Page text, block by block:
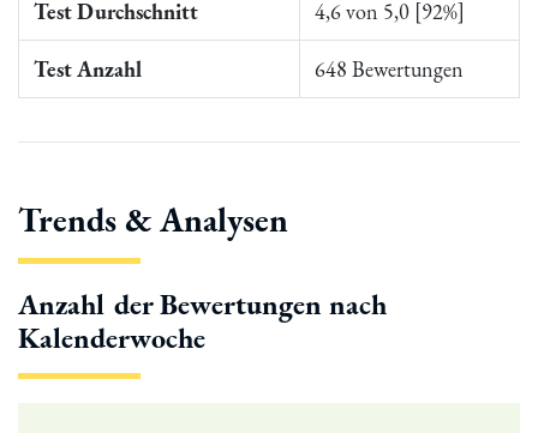
Test Durchschnitt 4,6 von 5,0 [92%]
Test Anzahl 648 Bewertungen
Trends & Analysen
Anzahl der Bewertungen nach
Kalenderwoche